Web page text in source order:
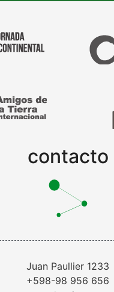
contacto
Juan Paullier 1233
+598-98 956 656